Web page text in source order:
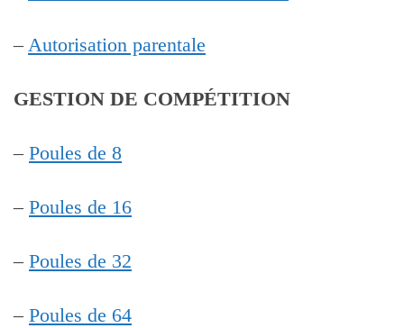
–Autorisation parentale
GESTION DE COMPÉTITION
– Poules de 8
– Poules de 16
– Poules de 32
– Poules de 64